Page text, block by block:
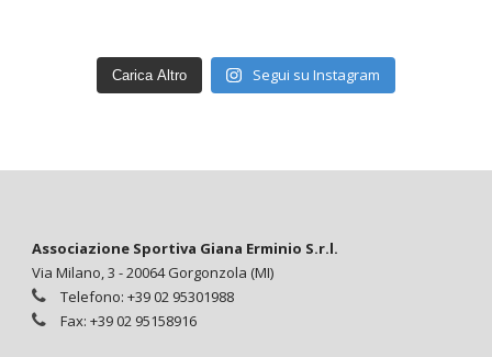
Carica Altro Segui su Instagram
Associazione Sportiva Giana Erminio S.r.l.
Via Milano, 3 - 20064 Gorgonzola (MI)
Telefono: +39 02 95301988
Fax: +39 02 95158916